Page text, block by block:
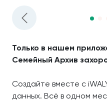
Только в нашем
Семейный Архив
Создайте вместе с
данных. Всё в одном